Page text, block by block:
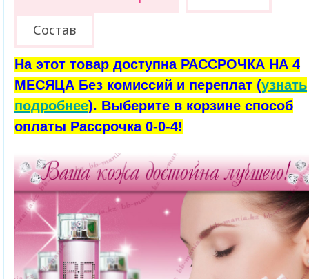
Состав
На этот товар доступна РАССРОЧКА НА 4
МЕСЯЦА Без комиссий и переплат (узнать
подробнее). Выберите в корзине способ
оплаты Рассрочка 0-0-4!